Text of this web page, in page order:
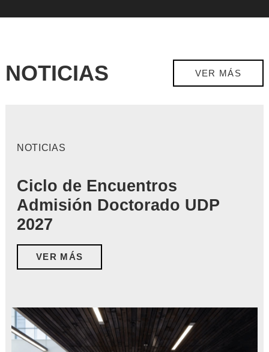
VER MÁS
NOTICIAS
NOTICIAS
Ciclo de Encuentros
Admisión Doctorado UDP
2027
VER MÁS